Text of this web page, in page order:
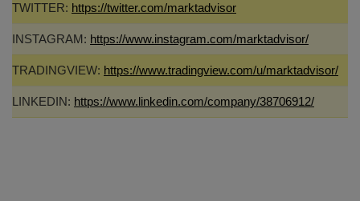
TWITTER: https://twitter.com/marktadvisor
INSTAGRAM: https://www.instagram.com/marktadvisor/
TRADINGVIEW: https://www.tradingview.com/u/marktadvisor/
LINKEDIN: https://www.linkedin.com/company/38706912/